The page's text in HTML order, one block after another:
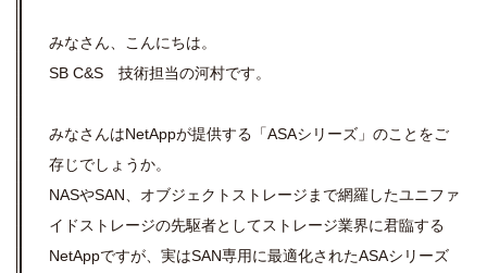
みなさん、こんにちは。
SB C&S 技術担当の河村です。
みなさんはNetAppが提供する「ASAシリーズ」のことをご
存じでしょうか。
NASやSAN、オブジェクトストレージまで網羅したユニファ
イドストレージの先駆者としてストレージ業界に君臨する
NetAppですが、実はSAN専用に最適化されたASAシリーズ